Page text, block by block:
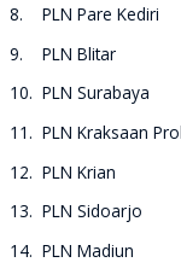
8. PLN Pare Kediri
9. PLN Blitar
10. PLN Surabaya
11. PLN Kraksaan
12. PLN Krian
13. PLN Sidoarjo
14. PLN Madiun